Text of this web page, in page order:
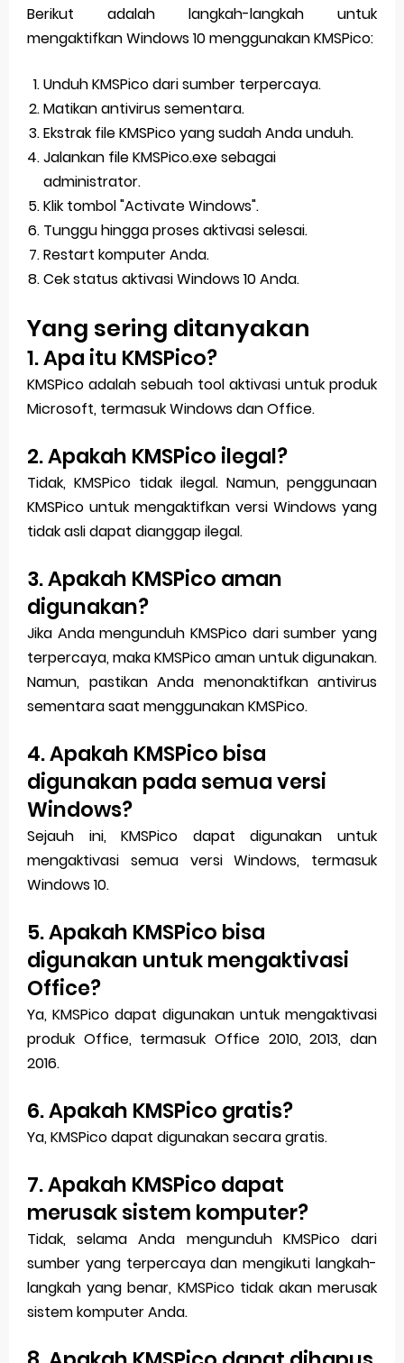
Berikut adalah langkah-langkah untuk
mengaktifkan Windows 10 menggunakan KMSPico:
Unduh KMSPico dari sumber terpercaya.
Matikan antivirus sementara.
Ekstrak file KMSPico yang sudah Anda unduh.
Jalankan file KMSPico.exe sebagai
administrator.
Klik tombol "Activate Windows".
Tunggu hingga proses aktivasi selesai.
Restart komputer Anda.
Cek status aktivasi Windows 10 Anda.
Yang sering ditanyakan
1. Apa itu KMSPico?
KMSPico adalah sebuah tool aktivasi untuk produk
Microsoft, termasuk Windows dan Office.
2. Apakah KMSPico ilegal?
Tidak, KMSPico tidak ilegal. Namun, penggunaan
KMSPico untuk mengaktifkan versi Windows yang
tidak asli dapat dianggap ilegal.
3. Apakah KMSPico aman
digunakan?
Jika Anda mengunduh KMSPico dari sumber yang
terpercaya, maka KMSPico aman untuk digunakan.
Namun, pastikan Anda menonaktifkan antivirus
sementara saat menggunakan KMSPico.
4. Apakah KMSPico bisa
digunakan pada semua versi
Windows?
Sejauh ini, KMSPico dapat digunakan untuk
mengaktivasi semua versi Windows, termasuk
Windows 10.
5. Apakah KMSPico bisa
digunakan untuk mengaktivasi
Office?
Ya, KMSPico dapat digunakan untuk mengaktivasi
produk Office, termasuk Office 2010, 2013, dan
2016.
6. Apakah KMSPico gratis?
Ya, KMSPico dapat digunakan secara gratis.
7. Apakah KMSPico dapat
merusak sistem komputer?
Tidak, selama Anda mengunduh KMSPico dari
sumber yang terpercaya dan mengikuti langkah-
langkah yang benar, KMSPico tidak akan merusak
sistem komputer Anda.